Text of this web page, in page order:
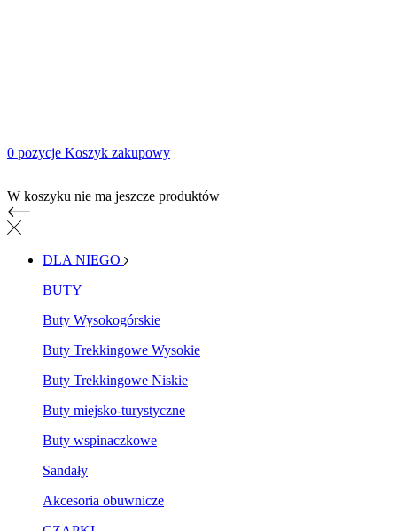
0 pozycje Koszyk zakupowy
W koszyku nie ma jeszcze produktów
DLA NIEGO
BUTY
Buty Wysokogórskie
Buty Trekkingowe Wysokie
Buty Trekkingowe Niskie
Buty miejsko-turystyczne
Buty wspinaczkowe
Sandały
Akcesoria obuwnicze